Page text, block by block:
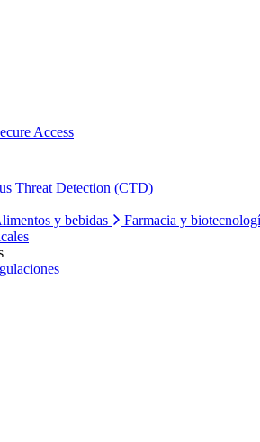
Access
Threat Detection (CTD)
y bebidas
Farmacia y